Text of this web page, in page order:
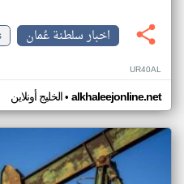
اخبار سلطنة عُمان
UR40AL
الخليج أونلاين• alkhaleejonline.net